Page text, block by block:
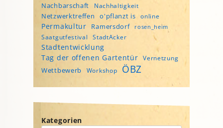
Nachbarschaft Nachhaltigkeit
Netzwerktreffen o'pflanzt is online
Permakultur Ramersdorf rosen_heim
Saatgutfestival StadtAcker
Stadtentwicklung
Tag der offenen Gartentür
Vernetzung
Wettbewerb Workshop ÖBZ
Kategorien